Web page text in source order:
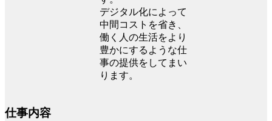
デジタル化によって
中間コストを省き、
働く人の生活をより
豊かにするような仕
事の提供をしてまい
ります。
仕事内容